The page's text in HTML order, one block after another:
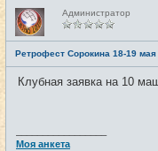
Н
е
в
с
е
т
и
Администратор
Ретрофест Сорокина 18-19 мая
Клубная заявка на 10
Моя анкета